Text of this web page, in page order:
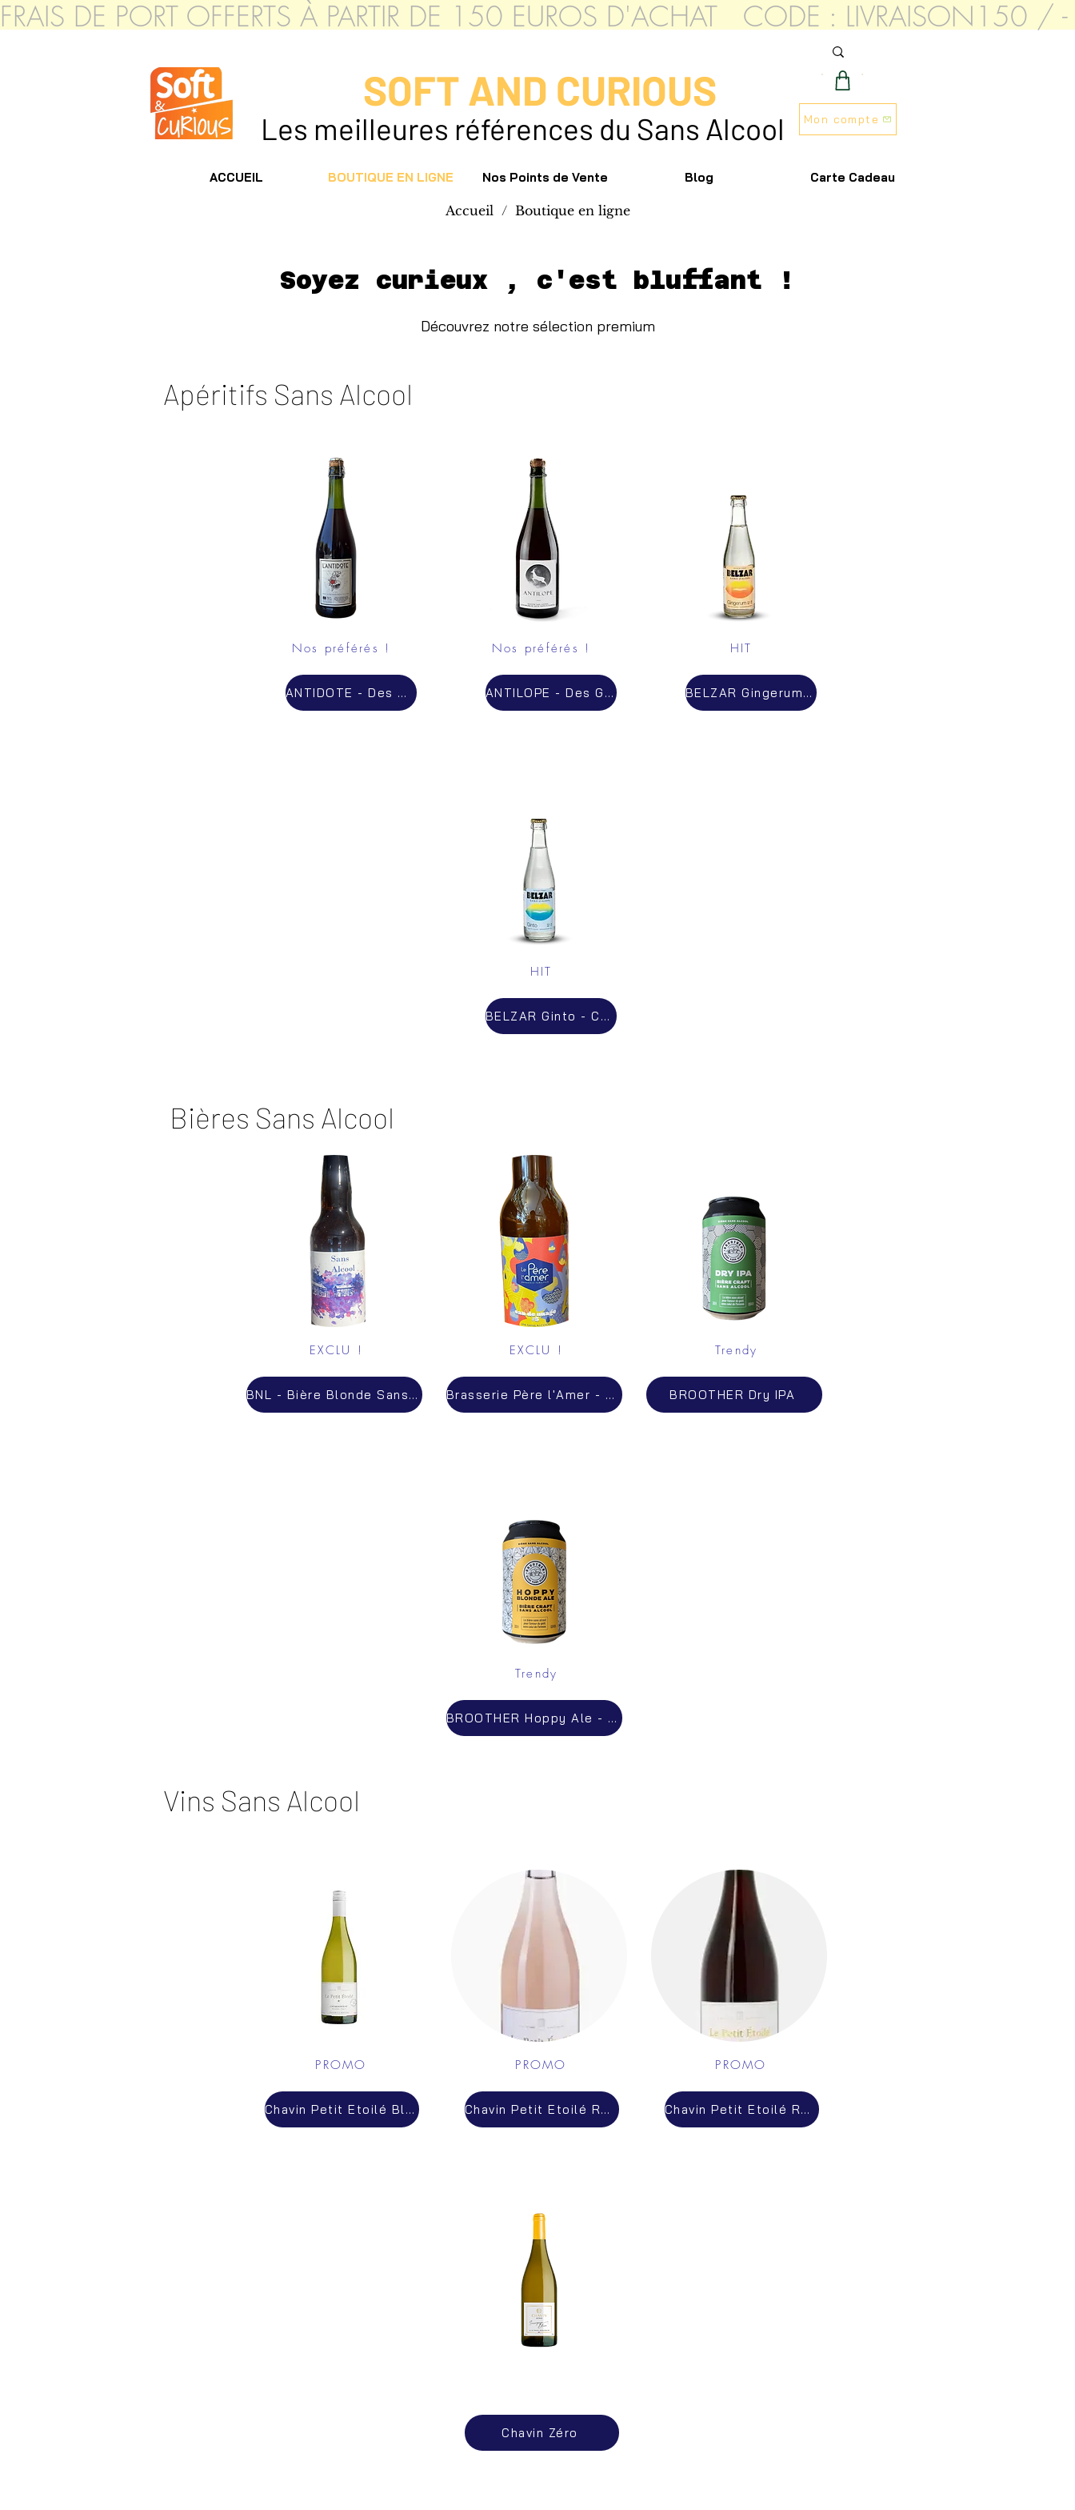
FRAIS DE PORT OFFERTS À PARTIR DE 150 EUROS D'ACHAT   CODE : LIVRAISON150
SOFT AND CURIOUS
Mon compte
Les meilleures références du Sans Alcool
ACCUEIL BOUTIQUE EN LIGNE Nos Points de Vente Blog Carte Cadeau
Accueil / Boutique en ligne
Soyez curieux , c'est bluffant !
Découvrez notre sélection premium
Apéritifs Sans Alcool
Nos préférés !
ANTIDOTE - Des Grottes- Pétillant gastronomique - sans alcool - 0.0° - 11.90€
Nos préférés !
ANTILOPE - Des Grottes- Pétillant gastronomique - sans alcool - 0.0° - 11.90€
HIT
BELZAR Gingerum - Cocktail Prémix Sans Alcool 0.0° - 3.5€
HIT
BELZAR Ginto - Cocktail Prémix Sans Alcool 0.0° - 3.5€
Bières Sans Alcool
EXCLU !
BNL - Bière Blonde Sans Alcool - 3.1€
EXCLU !
Brasserie Père l'Amer - Eau de Nuage #5 – Bière IPA Sans Alcool - BIO - 3.6€
Trendy
BROOTHER Dry IPA
Trendy
BROOTHER Hoppy Ale - Bière Sans Alcool
Vins Sans Alcool
PROMO
Chavin Petit Etoilé Blanc
PROMO
Chavin Petit Etoilé Rosé
PROMO
Chavin Petit Etoilé Rouge
Chavin Zéro